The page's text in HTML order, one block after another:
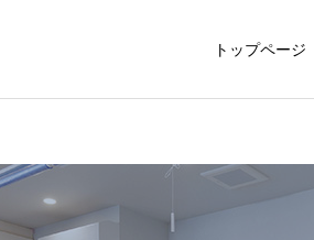
トップページ